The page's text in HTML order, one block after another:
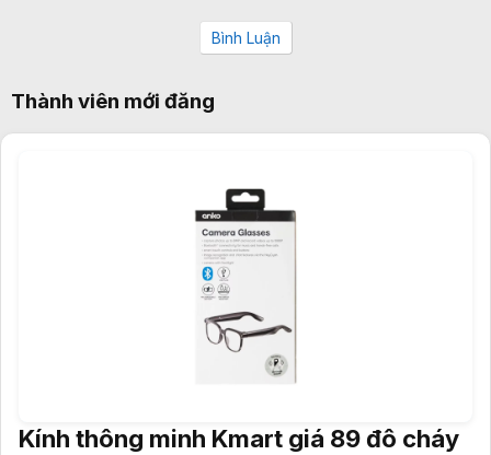
Bình Luận
Thành viên mới đăng
Kính thông minh Kmart giá 89 đô cháy